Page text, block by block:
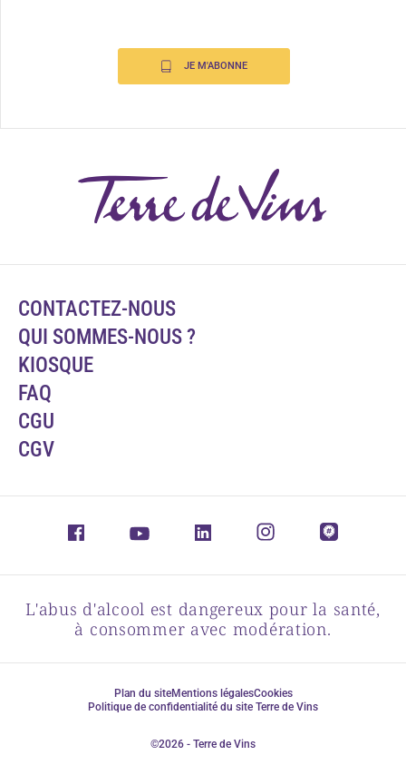
JE M'ABONNE
CONTACTEZ-NOUS
QUI SOMMES-NOUS ?
KIOSQUE
FAQ
CGU
CGV
L'abus d'alcool est dangereux pour la santé,
à consommer avec modération.
Plan du siteMentions légalesCookies
Politique de confidentialité du site Terre de Vins
©2026 - Terre de Vins